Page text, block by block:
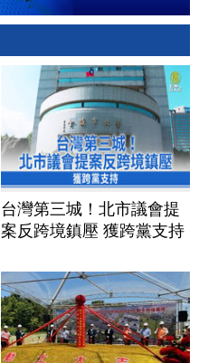
台灣第三城！北市議會提
案反跨境鎮壓 獲跨黨支持